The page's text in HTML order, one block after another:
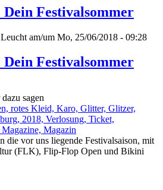
Festivalsommer
am/um Mo, 25/06/2018 - 09:28
Festivalsommer
sagen
die vor uns liegende Festivalsaison, mit
(FLK), Flip-Flop Open und Bikini